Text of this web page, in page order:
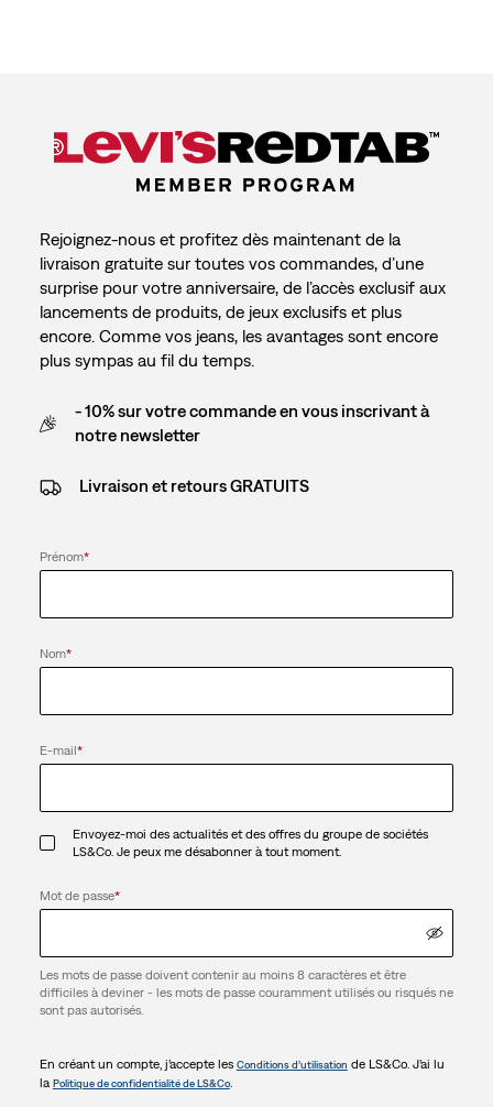
Rejoignez-nous et profitez dès maintenant de la
livraison gratuite sur toutes vos commandes, d’une
surprise pour votre anniversaire, de l’accès exclusif aux
lancements de produits, de jeux exclusifs et plus
encore. Comme vos jeans, les avantages sont encore
plus sympas au fil du temps.
- 10% sur votre commande en vous inscrivant à
notre newsletter
Livraison et retours GRATUITS
Prénom*
Nom*
E-mail*
Envoyez-moi des actualités et des offres du groupe de sociétés
LS&Co. Je peux me désabonner à tout moment.
Mot de passe*
Les mots de passe doivent contenir au moins 8 caractères et être
difficiles à deviner - les mots de passe couramment utilisés ou risqués ne
sont pas autorisés.
En créant un compte, j’accepte les Conditions d’utilisation de LS&Co. J’ai lu
la Politique de confidentialité de LS&Co.